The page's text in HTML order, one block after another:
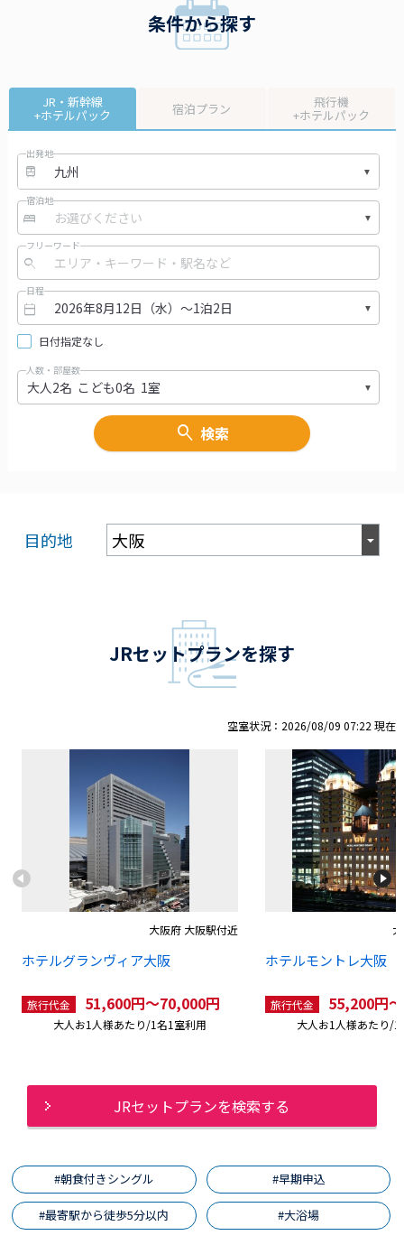
条件から探す
JR・新幹線
+ホテルパック 宿泊プラン 飛行機
+ホテルパック
出発地
宿泊地
フリーワード
日程
日付指定なし
人数・部屋数
検索
目的地
JRセットプランを探す
空室状況：2026/08/09 07:22 現在
大阪府 大阪駅付近
ホテルグランヴィア大阪
旅行代金 51,600円～70,000円
大人お1人様あたり/1名1室利用
ホテルモントレ大阪
旅行代金 55,200円
大人お1人様あたり/1
JRセットプランを検索する
#朝食付きシングル #早期申込
#最寄駅から徒歩5分以内 #大浴場